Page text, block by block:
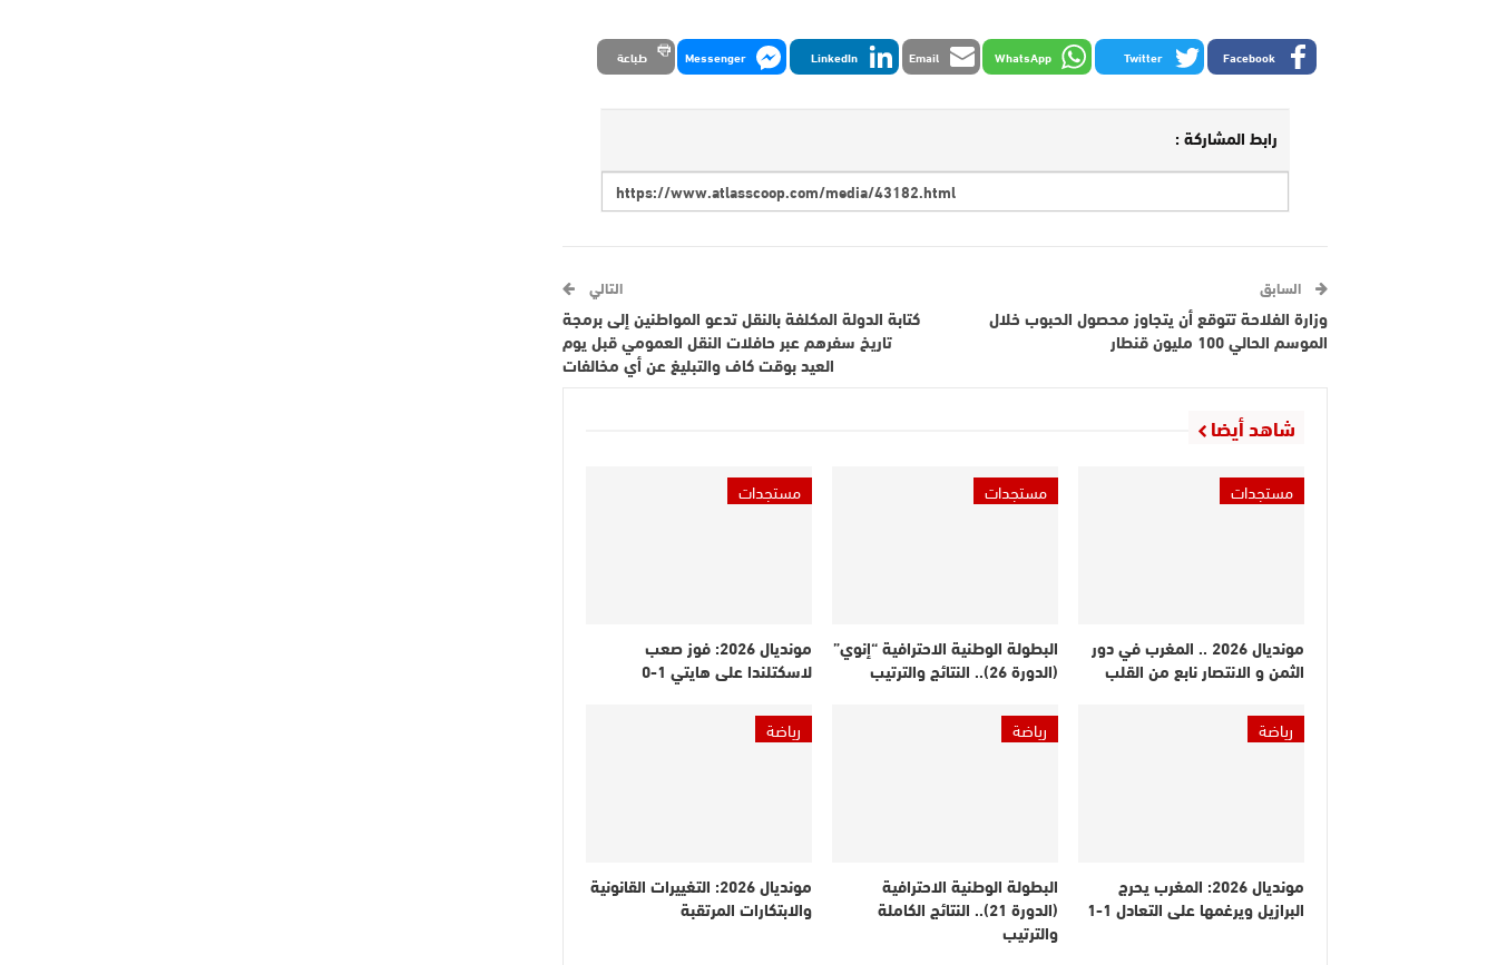
Facebook
Twitter
WhatsApp
Email
LinkedIn
Messenger طباعة
رابط المشاركة :
السابق
وزارة الفلاحة تتوقع أن يتجاوز محصول الحبوب خلال
الموسم الحالي 100 مليون قنطار
التالي
كتابة الدولة المكلفة بالنقل تدعو المواطنين إلى برمجة
تاريخ سفرهم عبر حافلات النقل العمومي قبل يوم
العيد بوقت كاف والتبليغ عن أي مخالفات
شاهد أيضا
مستجدات
مونديال 2026 .. المغرب في دور
الثمن و الانتصار نابع من القلب
مستجدات
البطولة الوطنية الاحترافية “إنوي”
(الدورة 26).. النتائج والترتيب
مستجدات
مونديال 2026: فوز صعب
لاسكتلندا على هايتي 1-0
رياضة
مونديال 2026: المغرب يحرج
البرازيل ويرغمها على التعادل 1-1
رياضة
البطولة الوطنية الاحترافية
(الدورة 21).. النتائج الكاملة
والترتيب
رياضة
مونديال 2026: التغييرات القانونية
والابتكارات المرتقبة